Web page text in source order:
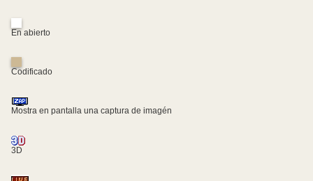
En abierto
Codificado
Mostra en pantalla una captura de imagén
3D